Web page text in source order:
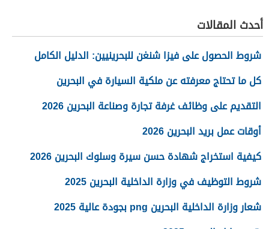
أحدث المقالات
شروط الحصول على فيزا شنغن للبحرينيين: الدليل الكامل
كل ما تحتاج معرفته عن ملكية السيارة في البحرين
التقديم على وظائف غرفة تجارة وصناعة البحرين 2026
أوقات عمل بريد البحرين 2026
كيفية استخراج شهادة حسن سيرة وسلوك البحرين 2026
شروط التوظيف في وزارة الداخلية البحرين 2025
شعار وزارة الداخلية البحرين png بجودة عالية 2025